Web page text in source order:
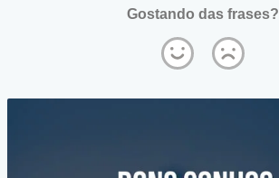
Gostando das frases?